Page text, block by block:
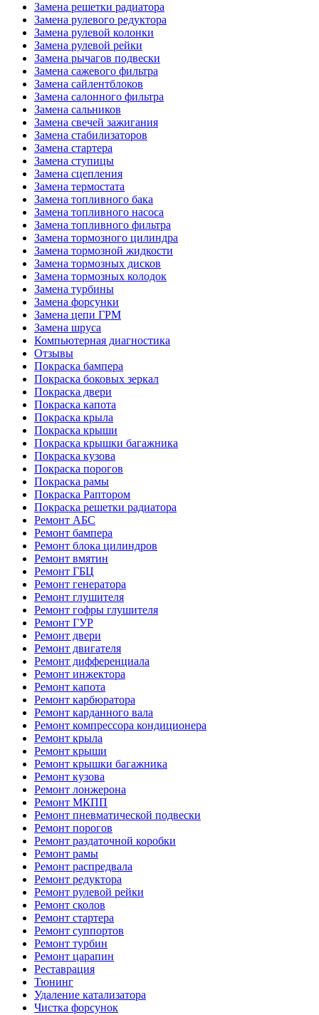
Замена решетки радиатора
Замена рулевого редуктора
Замена рулевой колонки
Замена рулевой рейки
Замена рычагов подвески
Замена сажевого фильтра
Замена сайлентблоков
Замена салонного фильтра
Замена сальников
Замена свечей зажигания
Замена стабилизаторов
Замена стартера
Замена ступицы
Замена сцепления
Замена термостата
Замена топливного бака
Замена топливного насоса
Замена топливного фильтра
Замена тормозного цилиндра
Замена тормозной жидкости
Замена тормозных дисков
Замена тормозных колодок
Замена турбины
Замена форсунки
Замена цепи ГРМ
Замена шруса
Компьютерная диагностика
Отзывы
Покраска бампера
Покраска боковых зеркал
Покраска двери
Покраска капота
Покраска крыла
Покраска крыши
Покраска крышки багажника
Покраска кузова
Покраска порогов
Покраска рамы
Покраска Раптором
Покраска решетки радиатора
Ремонт АБС
Ремонт бампера
Ремонт блока цилиндров
Ремонт вмятин
Ремонт ГБЦ
Ремонт генератора
Ремонт глушителя
Ремонт гофры глушителя
Ремонт ГУР
Ремонт двери
Ремонт двигателя
Ремонт дифференциала
Ремонт инжектора
Ремонт капота
Ремонт карбюратора
Ремонт карданного вала
Ремонт компрессора кондиционера
Ремонт крыла
Ремонт крыши
Ремонт крышки багажника
Ремонт кузова
Ремонт лонжерона
Ремонт МКПП
Ремонт пневматической подвески
Ремонт порогов
Ремонт раздаточной коробки
Ремонт рамы
Ремонт распредвала
Ремонт редуктора
Ремонт рулевой рейки
Ремонт сколов
Ремонт стартера
Ремонт суппортов
Ремонт турбин
Ремонт царапин
Реставрация
Тюнинг
Удаление катализатора
Чистка форсунок